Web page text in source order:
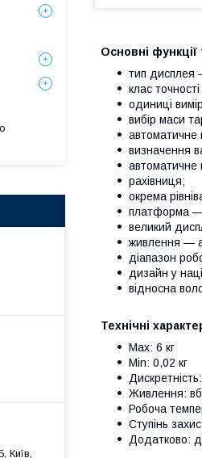
Основні функції
тип дисплея
клас
одиниці
вибір маси
автоматичне
визначення
автоматичне
рахівниця;
окрема
платформа —
великий
живлення —
діапазон
дизайн у
відносна
Технічні
Max: 6 кг
Min: 0,02 кг
Живлення:
Робоча
Ступінь
Додатково:
Київ,